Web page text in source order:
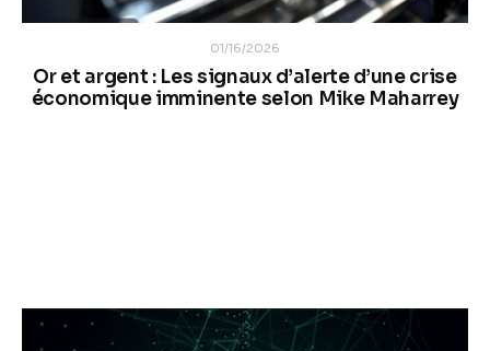
01/16/2026
Or et argent : Les signaux d’alerte d’une crise
économique imminente selon Mike Maharrey